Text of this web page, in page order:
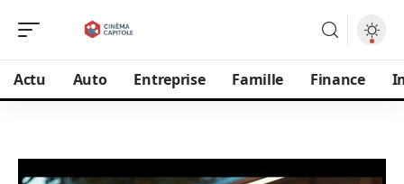
Actu Auto Entreprise Famille Finance